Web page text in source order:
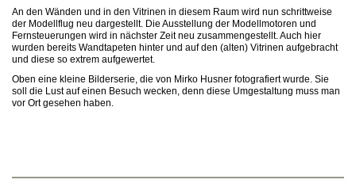
An den Wänden und in den Vitrinen in diesem Raum wird nun schrittweise
der Modellflug neu dargestellt. Die Ausstellung der Modellmotoren und
Fernsteuerungen wird in nächster Zeit neu zusammengestellt. Auch hier
wurden bereits Wandtapeten hinter und auf den (alten) Vitrinen aufgebracht
und diese so extrem aufgewertet.
Oben eine kleine Bilderserie, die von Mirko Husner fotografiert wurde. Sie
soll die Lust auf einen Besuch wecken, denn diese Umgestaltung muss man
vor Ort gesehen haben.